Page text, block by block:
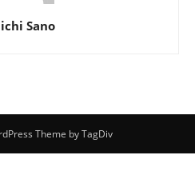
Sano
Theme by TagDiv